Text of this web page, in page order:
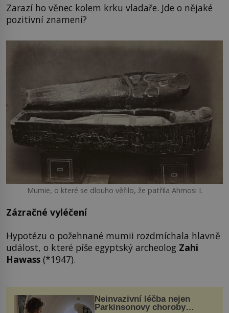
Zarazí ho věnec kolem krku vladaře. Jde o nějaké
pozitivní znamení?
Mumie, o které se dlouho věřilo, že patřila Ahmosi I.
Zázračné vyléčení
Hypotézu o požehnané mumii rozdmíchala hlavně
událost, o které píše egyptský archeolog Zahi
Hawass (*1947).
Neinvazivní léčba nejen
Parkinsonovy choroby